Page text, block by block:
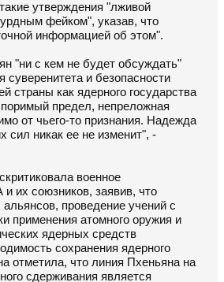
утверждения "лживой
фейком", указав, что
информацией об этом".
"ни с кем не будет обсуждать"
и безопасности
страны как ядерного государства
предел, непреложная
от чьего-то признания. Надежда
сил никак ее не изменит", -
военное
их союзников, заявив, что
проведение учений с
применения атомного оружия и
ядерных средств
сохранения ядерного
отметила, что линия Пхеньяна на
сдерживания является